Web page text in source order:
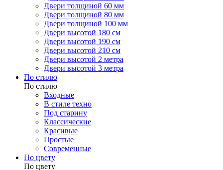
Двери толщиной 60 мм
Двери толщиной 80 мм
Двери толщиной 100 мм
Двери высотой 180 см
Двери высотой 190 см
Двери высотой 210 см
Двери высотой 2 метра
Двери высотой 3 метра
По стилю
По стилю
Входные
В стиле техно
Под старину
Классические
Красивые
Простые
Современные
По цвету
По цвету